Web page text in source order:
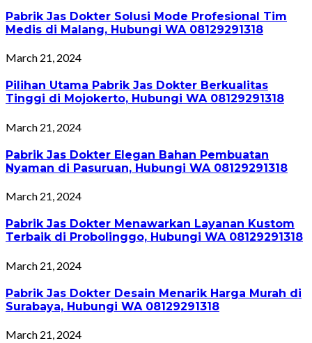
Pabrik Jas Dokter Solusi Mode Profesional Tim
Medis di Malang, Hubungi WA 08129291318
March 21, 2024
Pilihan Utama Pabrik Jas Dokter Berkualitas
Tinggi di Mojokerto, Hubungi WA 08129291318
March 21, 2024
Pabrik Jas Dokter Elegan Bahan Pembuatan
Nyaman di Pasuruan, Hubungi WA 08129291318
March 21, 2024
Pabrik Jas Dokter Menawarkan Layanan Kustom
Terbaik di Probolinggo, Hubungi WA 08129291318
March 21, 2024
Pabrik Jas Dokter Desain Menarik Harga Murah di
Surabaya, Hubungi WA 08129291318
March 21, 2024